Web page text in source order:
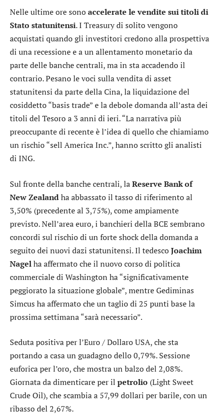
Nelle ultime ore sonoaccelerate le vendite sui titoli di
Stato statunitensi. I Treasury di solito vengono
acquistati quando gli investitori credono alla prospettiva
di una recessione e a un allentamento monetario da
parte delle banche centrali, ma in sta accadendo il
contrario. Pesano le voci sulla vendita di asset
statunitensi da parte della Cina, la liquidazione del
cosiddetto “basis trade” e la debole domanda all’asta dei
titoli del Tesoro a 3 anni di ieri. “La narrativa più
preoccupante di recente è l’idea di quello che chiamiamo
un rischio “sell America Inc.”, hanno scritto gli analisti
di ING.
Sul fronte della banche centrali, laReserve Bank of
New Zealandha abbassato il tasso di riferimento al
3,50% (precedente al 3,75%), come ampiamente
previsto. Nell’area euro, i banchieri della BCE sembrano
concordi sul rischio di un forte shock della domanda a
seguito dei nuovi dazi statunitensi. Il tedescoJoachim
Nagelha affermato che il nuovo corso di politica
commerciale di Washington ha “significativamente
peggiorato la situazione globale”, mentre Gediminas
Simcus ha affermato che un taglio di 25 punti base la
prossima settimana “sarà necessario”.
Seduta positiva per l’Euro / Dollaro USA, che sta
portando a casa un guadagno dello 0,79%. Sessione
euforica per l’oro, che mostra un balzo del 2,08%.
Giornata da dimenticare per il petrolio (Light Sweet
Crude Oil), che scambia a 57,99 dollari per barile, con un
ribasso del 2,67%.